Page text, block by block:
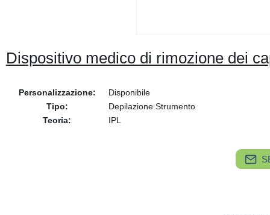
Dispositivo medico di rimozione dei
Personalizzazione:
Disponibile
Tipo:
Depilazione Strumento
Teoria:
IPL